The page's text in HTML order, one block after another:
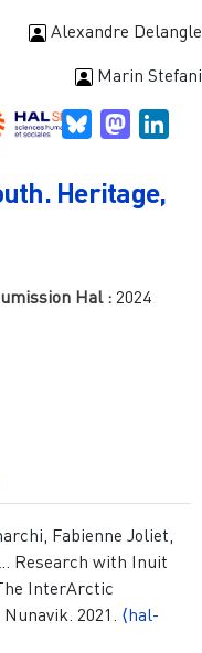
Alexandre Delangle
Marin Stefani
Bluesky
Heritage,
Hal : 2024
Fabienne Joliet,
Research with Inuit
InterArctic
2021. ⟨hal-